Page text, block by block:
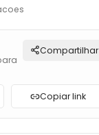
Compartilhar
Copiar link